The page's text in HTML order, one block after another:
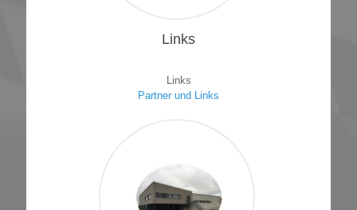
Links
Links
Partner und Links